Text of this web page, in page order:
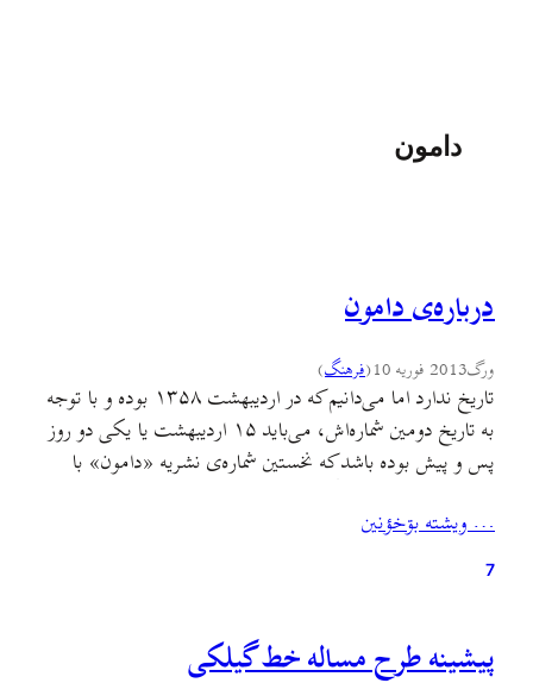
دامون
درباره‌ی دامون
ورگ2013 فوریه 10 (فرهنگ)
تاریخ ندارد اما می‌دانیم که در اردیبهشت ۱۳۵۸ بوده و با توجه
به تاریخ دومین شماره‌اش، می‌باید ۱۵ اردیبهشت یا یکی دو روز
پس و پیش بوده باشد که نخستین شماره‌ی نشریه «دامون» با
منتشر می‌شود و این نقطه‌ی عطفی مهم در تاریخ زبان و
ادبیات…
… ويشته بۊخؤنين
7
پیشینه طرح مساله خط گیلکی